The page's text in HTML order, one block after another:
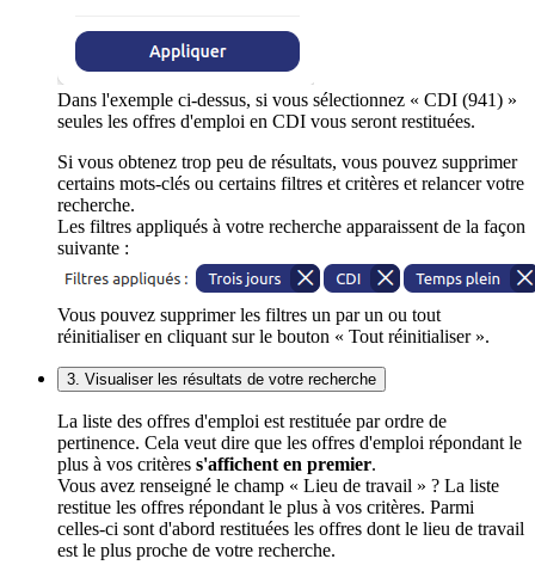
Dans l'exemple ci-dessus, si vous sélectionnez « CDI (941) »
seules les offres d'emploi en CDI vous seront restituées.
Si vous obtenez trop peu de résultats, vous pouvez supprimer
certains mots-clés ou certains filtres et critères et relancer votre
recherche.
Les filtres appliqués à votre recherche apparaissent de la façon
suivante :
Vous pouvez supprimer les filtres un par un ou tout
réinitialiser en cliquant sur le bouton « Tout réinitialiser ».
3. Visualiser les résultats de votre recherche
La liste des offres d'emploi est restituée par ordre de
pertinence. Cela veut dire que les offres d'emploi répondant le
plus à vos critères s'affichent en premier.
Vous avez renseigné le champ « Lieu de travail » ? La liste
restitue les offres répondant le plus à vos critères. Parmi
celles-ci sont d'abord restituées les offres dont le lieu de travail
est le plus proche de votre recherche.